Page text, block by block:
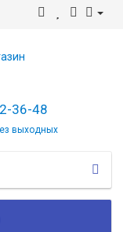
36-48
выходных